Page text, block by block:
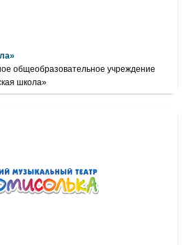
общеобразовательное учреждение
школа»